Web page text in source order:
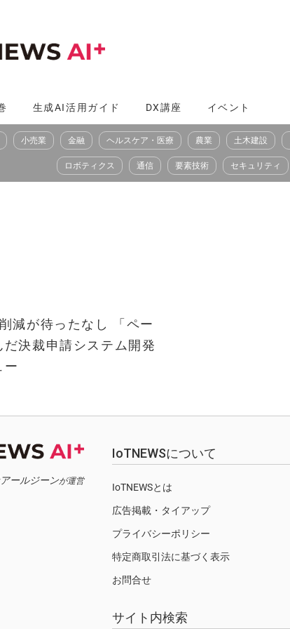
生成AI活用ガイド DX講座 イベント
小売業 金融 ヘルスケア・医療 農業 土木建設
ロボティクス 通信 要素技術 セキュリティ
減が待ったなし 「ペー
決裁申請システム開発
ールジーンが運営
IoTNEWSについて
IoTNEWSとは
広告掲載・タイアップ
プライバシーポリシー
特定商取引法に基づく表示
お問合せ
サイト内検索